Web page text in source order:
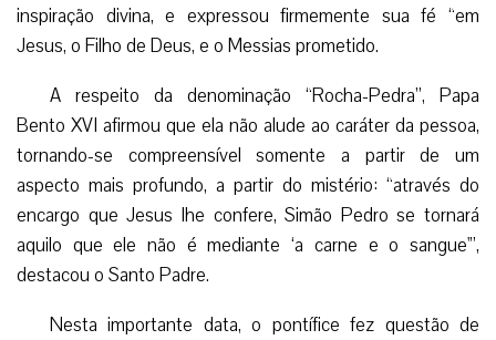
inspiração divina, e expressou firmemente sua fé “em
Jesus, o Filho de Deus, e o Messias prometido.
A respeito da denominação “Rocha-Pedra”, Papa
Bento XVI afirmou que ela não alude ao caráter da pessoa,
tornando-se compreensível somente a partir de um
aspecto mais profundo, a partir do mistério: “através do
encargo que Jesus lhe confere, Simão Pedro se tornará
aquilo que ele não é mediante ‘a carne e o sangue'”,
destacou o Santo Padre.
Nesta importante data, o pontífice fez questão de